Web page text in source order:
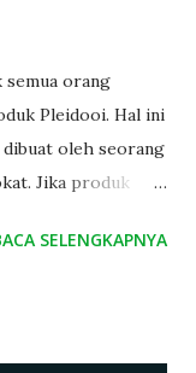
orang
Pleidooi. Hal ini
oleh seorang
Jika produk
maka ini
SELENGKAPNYA